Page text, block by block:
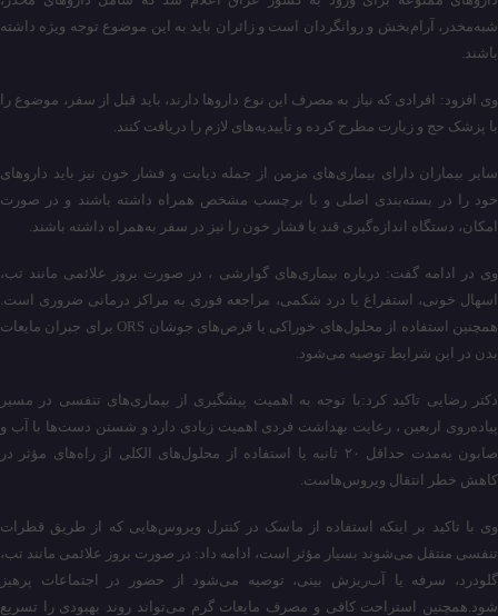
شبه‌مخدر، آرام‌بخش و روانگردان است و زائران باید به این موضوع توجه ویژه داشته
باشند.
وی افزود: افرادی که نیاز به مصرف این نوع داروها دارند، باید قبل از سفر، موضوع را
با پزشک حج و زیارت مطرح کرده و تأییدیه‌های لازم را دریافت کنند.
سایر بیماران دارای بیماری‌های مزمن از جمله دیابت و فشار خون نیز باید داروهای
خود را در بسته‌بندی اصلی و با برچسب مشخص همراه داشته باشند و در صورت
امکان، دستگاه اندازه‌گیری قند یا فشار خون را نیز در سفر به‌همراه داشته باشند.
وی در ادامه گفت: درباره بیماری‌های گوارشی ، در صورت بروز علائمی مانند تب،
اسهال خونی، استفراغ یا درد شکمی، مراجعه فوری به مراکز درمانی ضروری است.
همچنین استفاده از محلول‌های خوراکی یا قرص‌های جوشان ORS برای جبران مایعات
بدن در این شرایط توصیه می‌شود.
دکتر رضایی تاکید کرد:با توجه به اهمیت پیشگیری از بیماری‌های تنفسی در مسیر
پیاده‌روی اربعین ، رعایت بهداشت فردی اهمیت زیادی دارد و شستن دست‌ها با آب و
صابون به‌مدت حداقل ۲۰ ثانیه یا استفاده از محلول‌های الکلی از راه‌های مؤثر در
کاهش خطر انتقال ویروس‌هاست.
وی با تاکید بر اینکه استفاده از ماسک در کنترل ویروس‌هایی که از طریق قطرات
تنفسی منتقل می‌شوند بسیار مؤثر است، ادامه داد: در صورت بروز علائمی مانند تب،
گلودرد، سرفه یا آب‌ریزش بینی، توصیه می‌شود از حضور در اجتماعات پرهیز
شود.همچنین استراحت کافی و مصرف مایعات گرم می‌تواند روند بهبودی را تسریع